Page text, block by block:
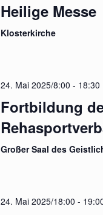
Heilige Messe
Klosterkirche
24. Mai 2025/8:00 - 18:30
Fortbildung
Großer Saal des
24. Mai 2025/18:00 -